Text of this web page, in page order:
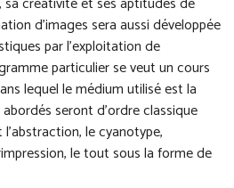
d’images sera aussi développée
par l’exploitation de
particulier se veut un cours
lequel le médium utilisé est la
seront d’ordre classique
le cyanotype,
le tout sous la forme de